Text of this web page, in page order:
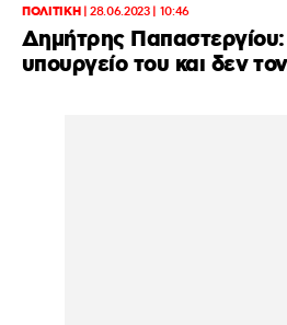
ΠΟΛΙΤΙΚΗ|28.06.2023 | 10:46
Δημήτρης
υπουργείο του και δεν